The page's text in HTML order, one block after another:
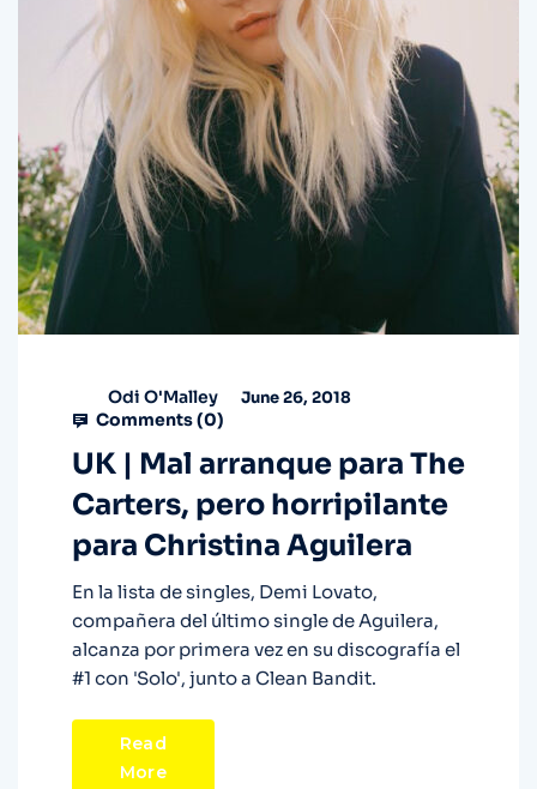
Odi O'Malley June 26, 2018
Comments (0)
UK | Mal arranque para The
Carters, pero horripilante
para Christina Aguilera
En la lista de singles, Demi Lovato,
compañera del último single de Aguilera,
alcanza por primera vez en su discografía el
#1 con 'Solo', junto a Clean Bandit.
Read
More